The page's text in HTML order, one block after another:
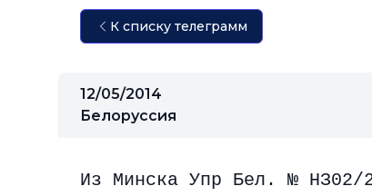
К списку телеграмм
12/05/2014
Белоруссия
Из Минска Упр Бел. № НЗ02/